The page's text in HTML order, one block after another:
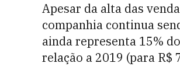
Apesar da alta das
companhia continua
ainda representa 15%
relação a 2019 (para R$